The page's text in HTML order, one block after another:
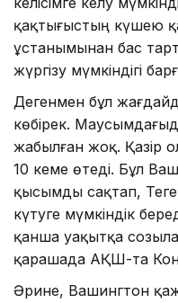
қақтығыстың күшею
ұстанымынан бас
жүргізу мүмкіндігі
Дегенмен бұл
көбірек.
жабылған жоқ. Қазір
10 кеме өтеді. Бұл
қысымды сақтап,
күтуге мүмкіндік
қанша уақытқа
қарашада АҚШ-та
Әрине, Вашингтон